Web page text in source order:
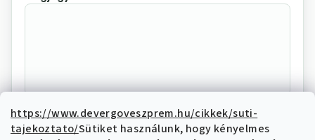
https://www.devergoveszprem.hu/cikkek/suti-
tajekoztato/Sütiket használunk, hogy kényelmes
Az "Elállás megerősítése"